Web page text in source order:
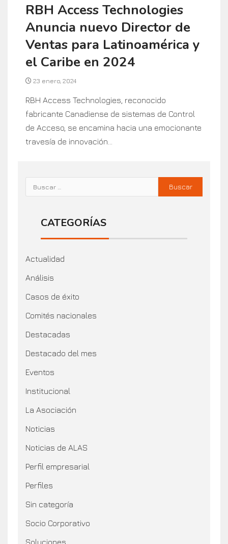
RBH Access Technologies
Anuncia nuevo Director de
Ventas para Latinoamérica y
el Caribe en 2024
23 enero, 2024
RBH Access Technologies, reconocido
fabricante Canadiense de sistemas de Control
de Acceso, se encamina hacia una emocionante
travesía de innovación...
CATEGORÍAS
Actualidad
Análisis
Casos de éxito
Comités nacionales
Destacadas
Destacado del mes
Eventos
Institucional
La Asociación
Noticias
Noticias de ALAS
Perfil empresarial
Perfiles
Sin categoría
Socio Corporativo
Soluciones